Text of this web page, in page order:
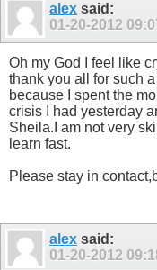
alex said:
01-20-2012
Oh my God I feel like
thank you all for such
because I spent the
crisis I had yesterday
Sheila.I am not very
learn fast.
Please stay in
alex said:
01-20-2012